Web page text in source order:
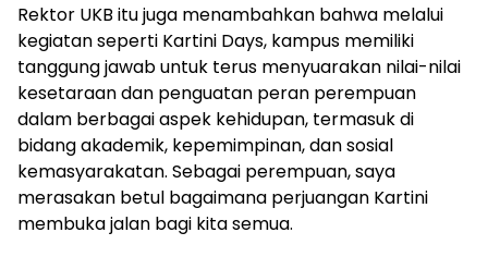
Rektor UKB itu juga menambahkan bahwa melalui
kegiatan seperti Kartini Days, kampus memiliki
tanggung jawab untuk terus menyuarakan nilai-nilai
kesetaraan dan penguatan peran perempuan
dalam berbagai aspek kehidupan, termasuk di
bidang akademik, kepemimpinan, dan sosial
kemasyarakatan. Sebagai perempuan, saya
merasakan betul bagaimana perjuangan Kartini
membuka jalan bagi kita semua.